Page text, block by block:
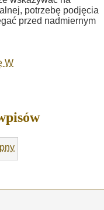
potrzebę podjęcia
przed nadmiernym
W